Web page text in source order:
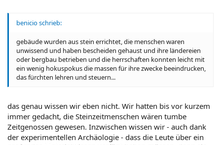
benicio schrieb:
gebäude wurden aus stein errichtet, die menschen waren
unwissend und haben bescheiden gehaust und ihre ländereien
oder bergbau betrieben und die herrschaften konnten leicht mit
ein wenig hokuspokus die massen für ihre zwecke beeindrucken,
das fürchten lehren und steuern...
das genau wissen wir eben nicht. Wir hatten bis vor kurzem
immer gedacht, die Steinzeitmenschen wären tumbe
Zeitgenossen gewesen. Inzwischen wissen wir - auch dank
der experimentellen Archäologie - dass die Leute über ein